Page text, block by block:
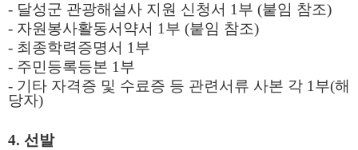
- 달성군 관광해설사 지원 신청서 1부 (붙임 참조)
- 자원봉사활동서약서 1부 (붙임 참조)
- 최종학력증명서 1부
- 주민등록등본 1부
- 기타 자격증 및 수료증 등 관련서류 사본 각 1부(해
당자)
4. 선발